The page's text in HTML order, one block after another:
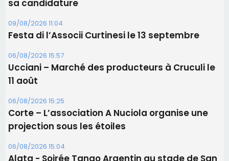
Les brèves
09/08/2026 16:04
Sénatoriales 2B – Jean-François Gaspari retire
sa candidature
09/08/2026 11:04
Festa di l’Associi Curtinesi le 13 septembre